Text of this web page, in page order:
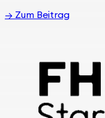
→ Zum Beitrag